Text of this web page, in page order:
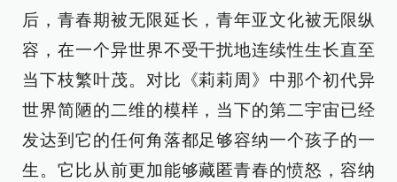
后，青春期被无限延长，青年亚文化被无限纵
容，在一个异世界不受干扰地连续性生长直至
当下枝繁叶茂。对比《莉莉周》中那个初代异
世界简陋的二维的模样，当下的第二宇宙已经
发达到它的任何角落都足够容纳一个孩子的一
生。它比从前更加能够藏匿青春的愤怒，容纳